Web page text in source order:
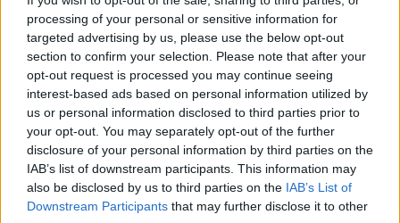
processing of your personal or sensitive information for
targeted advertising by us, please use the below opt-out
section to confirm your selection. Please note that after your
opt-out request is processed you may continue seeing
interest-based ads based on personal information utilized by
us or personal information disclosed to third parties prior to
your opt-out. You may separately opt-out of the further
disclosure of your personal information by third parties on the
IAB’s list of downstream participants. This information may
also be disclosed by us to third parties on the IAB’s List of
Downstream Participants that may further disclose it to other
Comentari:
Deseu el meu nom, el correu electrònic i el lloc web en